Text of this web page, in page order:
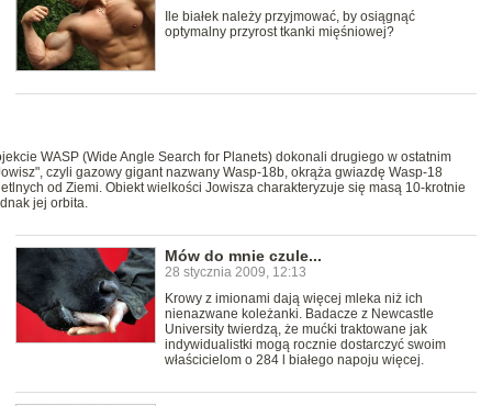
Ile białek należy przyjmować, by osiągnąć
optymalny przyrost tkanki mięśniowej?
WASP (Wide Angle Search for Planets) dokonali drugiego w ostatnim
czyli gazowy gigant nazwany Wasp-18b, okrąża gwiazdę Wasp-18
od Ziemi. Obiekt wielkości Jowisza charakteryzuje się masą 10-krotnie
jej orbita.
Mów do mnie czule...
28 stycznia 2009, 12:13
Krowy z imionami dają więcej mleka niż ich
nienazwane koleżanki. Badacze z Newcastle
University twierdzą, że mućki traktowane jak
indywidualistki mogą rocznie dostarczyć swoim
właścicielom o 284 l białego napoju więcej.